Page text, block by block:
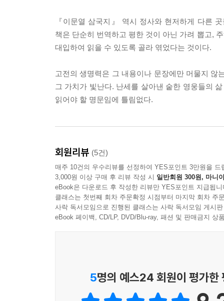
『이문열 삼국지』 역시 정사와 현저하게 다른
책은 단순히 번역하고 평한 것이 아닌 가려 뽑고,
대입하여 읽을 수 있도록 골라 엮었다는 것이다.
고전의 생명력은 그 내용이나 문장에만 머물지
그 가치가 빛난다. 난세를 살아낸 숱한 영웅들의
읽어야 할 명문임에 틀림없다.
회원리뷰 (5건)
매주 10건의 우수리뷰를 선정하여 YES포인트 3만원을 드
3,000원 이상 구매 후 리뷰 작성 시 일반회원 300원, 마니
eBook은 다운로드 후 작성한 리뷰만 YES포인트 지급됩니
클래스는 첫번째 회차 주문확정 시점부터 마지막 회차 주
사락 독서모임으로 진행된 클래스는 사락 독서모임 게시
eBook 페이백, CD/LP, DVD/Blu-ray, 패션 및 판매금지 상
5명의 예스24 회원이 평가한